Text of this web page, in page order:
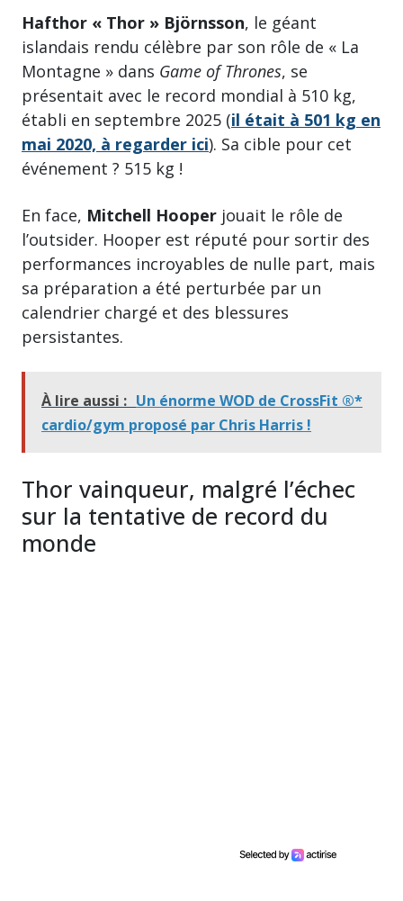
Hafthor « Thor » Björnsson, le géant
islandais rendu célèbre par son rôle de « La
Montagne » dans Game of Thrones, se
présentait avec le record mondial à 510 kg,
établi en septembre 2025 (il était à 501 kg en
mai 2020, à regarder ici). Sa cible pour cet
événement ? 515 kg !
En face, Mitchell Hooper jouait le rôle de
l’outsider. Hooper est réputé pour sortir des
performances incroyables de nulle part, mais
sa préparation a été perturbée par un
calendrier chargé et des blessures
persistantes.
À lire aussi : Un énorme WOD de CrossFit ®*
cardio/gym proposé par Chris Harris !
Thor vainqueur, malgré l’échec
sur la tentative de record du
monde